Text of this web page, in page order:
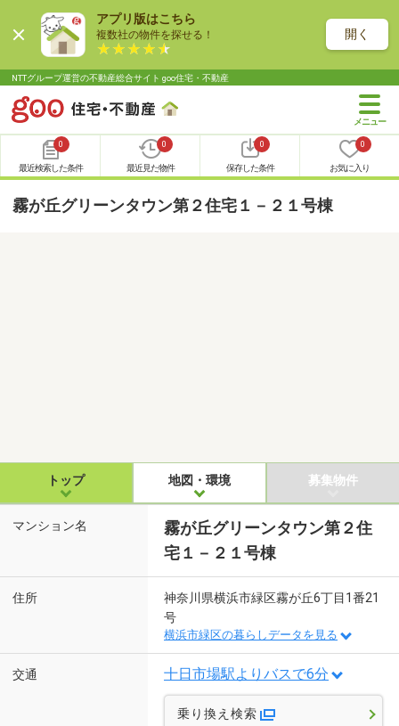
アプリ版はこちら
複数社の物件を探せる！ 開く
NTTグループ運営の不動産総合サイト goo住宅・不動産
0
最近検索した条件
0
最近見た物件
0
保存した条件
0
お気に入り
霧が丘グリーンタウン第２住宅１－２１号棟
トップ 地図・環境 募集物件
マンション名
霧が丘グリーンタウン第２住
宅１－２１号棟
住所
神奈川県横浜市緑区霧が丘6丁目1番21
号
横浜市緑区の暮らしデータを見る
交通 十日市場駅よりバスで6分
乗り換え検索